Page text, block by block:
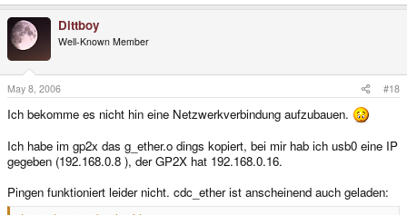
Dittboy
Well-Known Member
May 8, 2006 #18
Ich bekomme es nicht hin eine Netzwerkverbindung aufzubauen.
Ich habe im gp2x das g_ether.o dings kopiert, bei mir hab ich usb0 eine IP
gegeben (192.168.0.8 ), der GP2X hat 192.168.0.16.
Pingen funktioniert leider nicht. cdc_ether ist anscheinend auch geladen: